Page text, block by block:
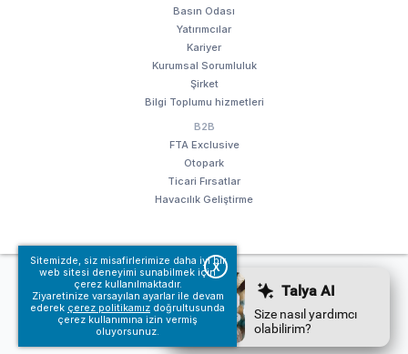
Sitemizde, siz misafirlerimize daha iyi bir
web sitesi deneyimi sunabilmek için
çerez kullanılmaktadır.
Ziyaretinize varsayılan ayarlar ile devam
ederek çerez politikamız doğrultusunda
çerez kullanımına izin vermiş
oluyorsunuz.
X
Basın Odası
Yatırımcılar
Kariyer
Kurumsal Sorumluluk
Şirket
Bilgi Toplumu hizmetleri
B2B
FTA Exclusive
Otopark
Ticari Fırsatlar
Havacılık Geliştirme
© Fraport TAV Antalya Havalimanı, 2018. Tüm hakları saklıdır.
Kullanım koşullarımız
Bilgi Toplumu hizmetleri